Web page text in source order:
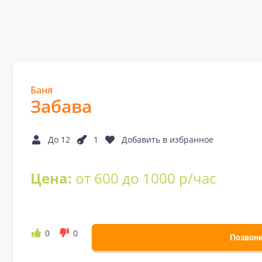
Баня
Забава
До 12 1 Добавить в избранное
Цена: от 600 до 1000 р/час
0 0